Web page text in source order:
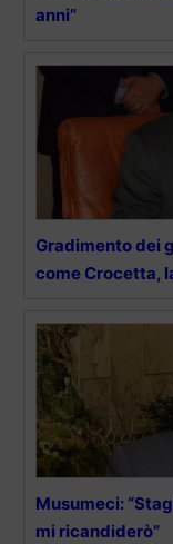
anni”
Gradimento dei
come Crocetta,
Musumeci:
mi ricandiderò”